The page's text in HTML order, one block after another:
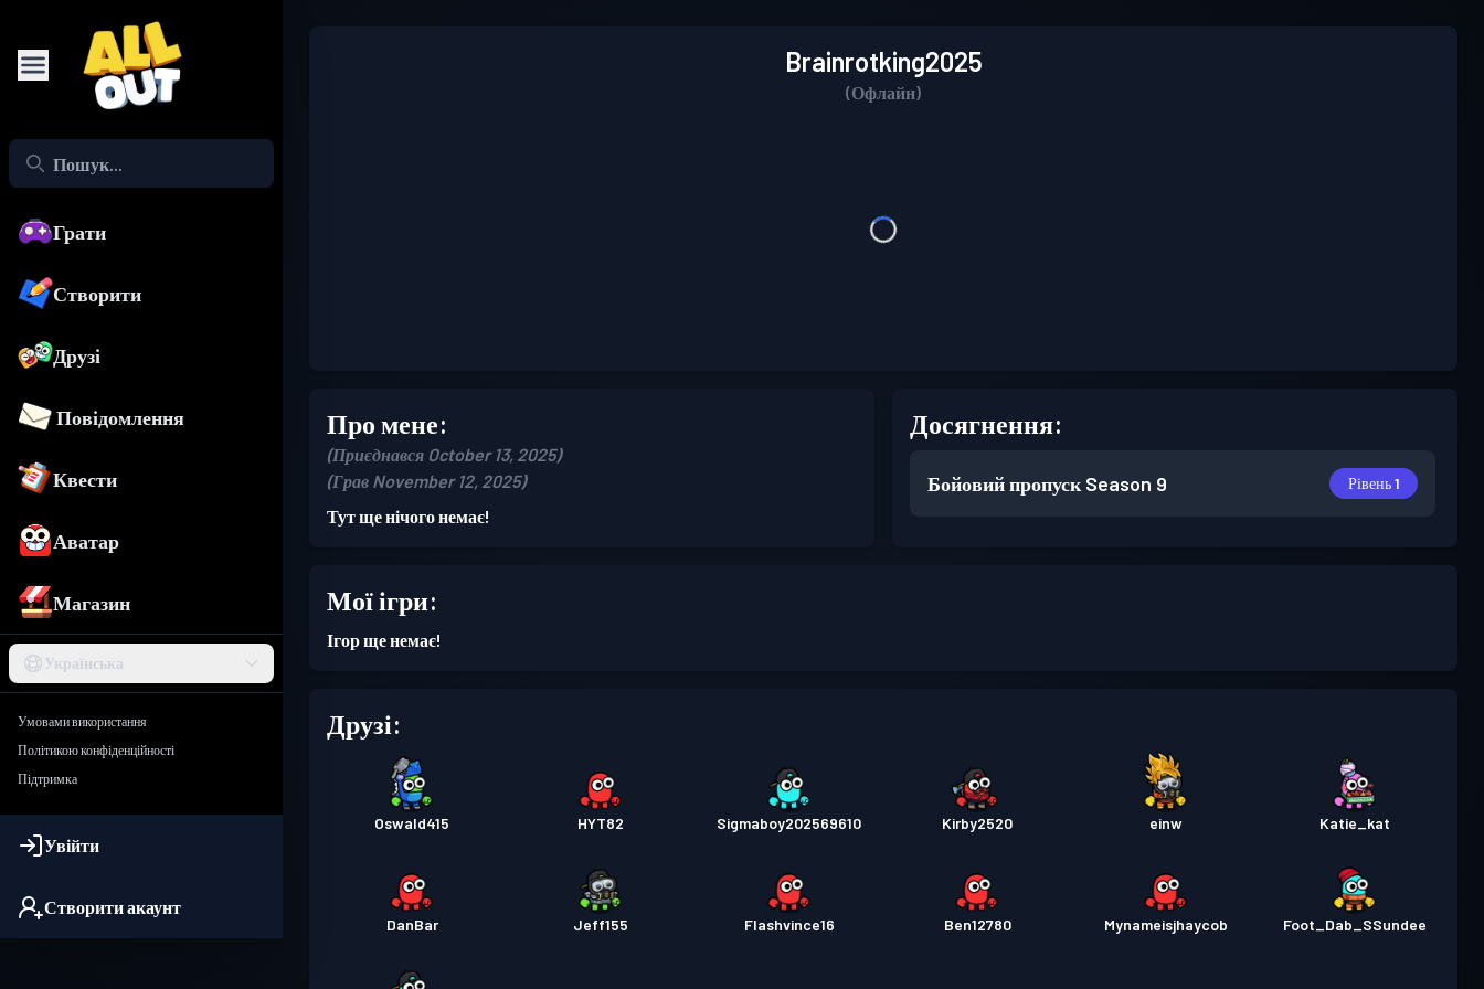
Грати
Створити
Друзі
Повідомлення
Квести
Аватар
Магазин
Українська
Умовами використання
Політикою конфіденційності
Підтримка
Увійти
Створити акаунт
Brainrotking2025
(Офлайн)
Про мене:
(Приєднався October 13, 2025)
(Грав November 12, 2025)
Тут ще нічого немає!
Досягнення:
Бойовий пропуск Season 9 Рівень 1
Мої ігри:
Ігор ще немає!
Друзі:
Oswald415 HYT82 Sigmaboy202569610 Kirby2520 einw Katie_kat
DanBar Jeff155 Flashvince16 Ben12780 Mynameisjhaycob Foot_Dab_SSundee